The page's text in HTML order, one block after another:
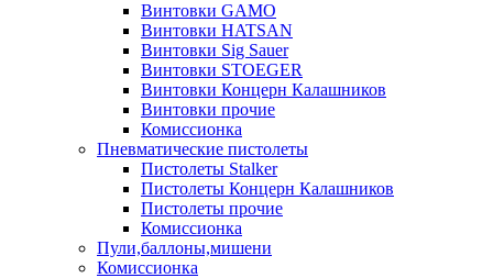
Винтовки GAMO
Винтовки HATSAN
Винтовки Sig Sauer
Винтовки STOEGER
Винтовки Концерн Калашников
Винтовки прочие
Комиссионка
Пневматические пистолеты
Пистолеты Stalker
Пистолеты Концерн Калашников
Пистолеты прочие
Комиссионка
Пули,баллоны,мишени
Комиссионка